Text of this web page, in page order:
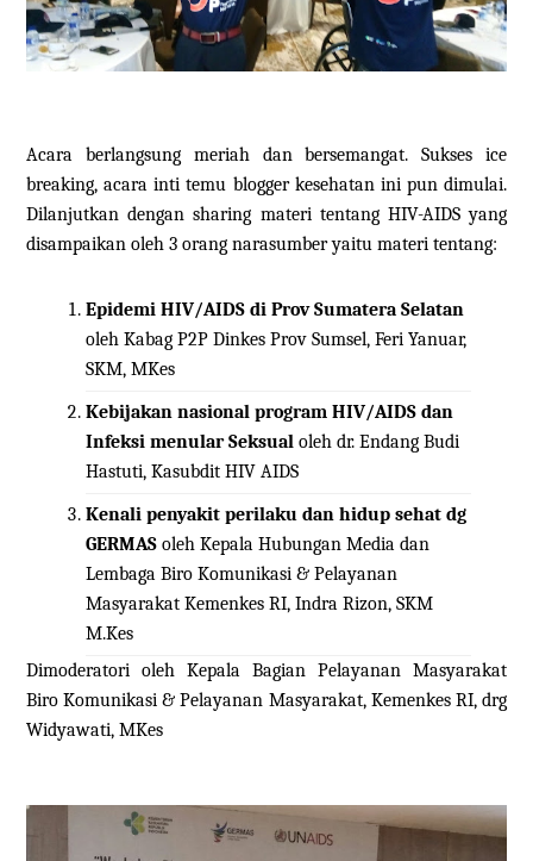
Acara berlangsung meriah dan bersemangat. Sukses ice
breaking, acara inti temu blogger kesehatan ini pun dimulai.
Dilanjutkan dengan sharing materi tentang HIV-AIDS yang
disampaikan oleh 3 orang narasumber yaitu materi tentang:
Epidemi HIV/AIDS di Prov Sumatera Selatan
oleh Kabag P2P Dinkes Prov Sumsel, Feri Yanuar,
SKM, MKes
Kebijakan nasional program HIV/AIDS dan
Infeksi menular Seksual oleh dr. Endang Budi
Hastuti, Kasubdit HIV AIDS
Kenali penyakit perilaku dan hidup sehat dg
GERMAS oleh Kepala Hubungan Media dan
Lembaga Biro Komunikasi & Pelayanan
Masyarakat Kemenkes RI, Indra Rizon, SKM
M.Kes
Dimoderatori oleh Kepala Bagian Pelayanan Masyarakat
Biro Komunikasi & Pelayanan Masyarakat, Kemenkes RI, drg
Widyawati, MKes